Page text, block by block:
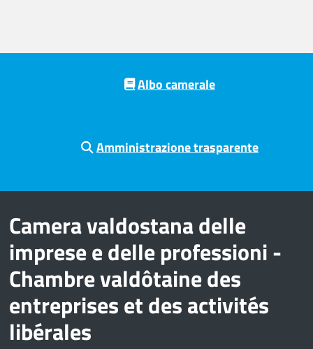
Albo camerale
Amministrazione trasparente
Camera valdostana delle
imprese e delle professioni -
Chambre valdôtaine des
entreprises et des activités
libérales